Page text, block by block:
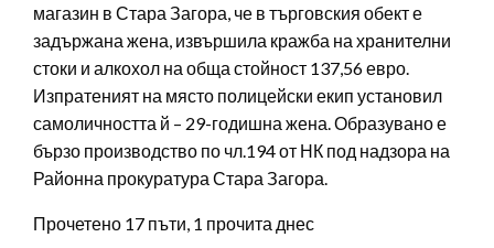
магазин в Стара Загора, че в търговския обект е
задържана жена, извършила кражба на хранителни
стоки и алкохол на обща стойност 137,56 евро.
Изпратеният на място полицейски екип установил
самоличността й – 29-годишна жена. Образувано е
бързо производство по чл.194 от НК под надзора на
Районна прокуратура Стара Загора.
Прочетено 17 пъти, 1 прочита днес